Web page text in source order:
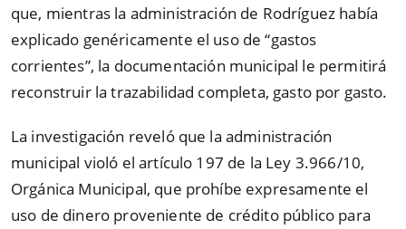
que, mientras la administración de Rodríguez había
explicado genéricamente el uso de“gastos
corrientes”, la documentación municipal le permitirá
reconstruir la trazabilidad completa, gasto por gasto.
La investigación reveló que la administración
municipal violó el artículo 197 de la Ley 3.966/10,
Orgánica Municipal, que prohíbe expresamente el
uso de dinero proveniente de crédito público para